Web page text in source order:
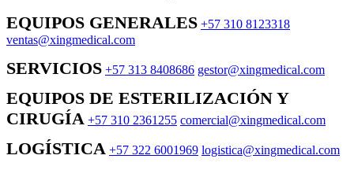
EQUIPOS GENERALES +57 310 8123318
ventas@xingmedical.com
SERVICIOS +57 313 8408686 gestor@xingmedical.com
EQUIPOS DE ESTERILIZACIÓN Y
CIRUGÍA +57 310 2361255 comercial@xingmedical.com
LOGÍSTICA +57 322 6001969 logistica@xingmedical.com